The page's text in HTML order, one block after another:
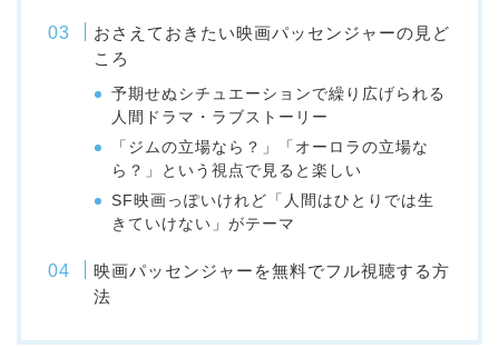
おさえておきたい映画パッセンジャーの見ど
ころ
予期せぬシチュエーションで繰り広げられる
人間ドラマ・ラブストーリー
「ジムの立場なら？」「オーロラの立場な
ら？」という視点で見ると楽しい
SF映画っぽいけれど「人間はひとりでは生
きていけない」がテーマ
映画パッセンジャーを無料でフル視聴する方
法